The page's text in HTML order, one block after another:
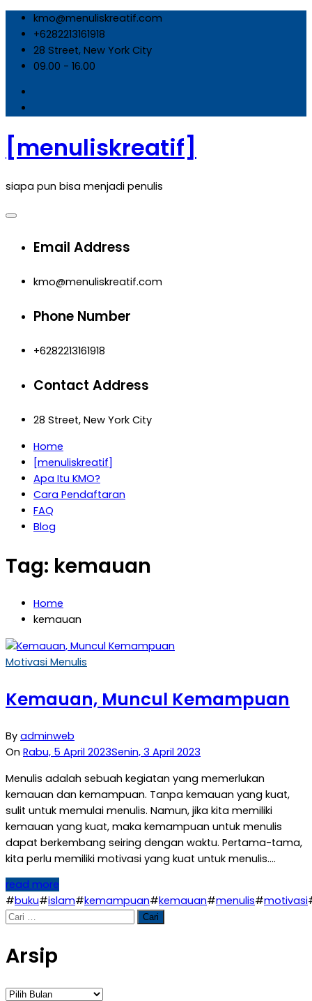
Skip
content
kmo@menuliskreatif.com
+6282213161918
28 Street, New York City
09.00 - 16.00
[menuliskreatif]
siapa pun bisa menjadi penulis
Email Address
kmo@menuliskreatif.com
Phone Number
+6282213161918
Contact Address
28 Street, New York City
Home
[menuliskreatif]
Apa Itu KMO?
Cara Pendaftaran
FAQ
Blog
Tag: kemauan
Home
kemauan
Motivasi Menulis
Kemauan, Muncul Kemampuan
By adminweb
On Rabu, 5 April 2023Senin, 3 April 2023
Menulis adalah sebuah kegiatan yang memerlukan
kemauan dan kemampuan. Tanpa kemauan yang kuat,
sulit untuk memulai menulis. Namun, jika kita memiliki
kemauan yang kuat, maka kemampuan untuk menulis
dapat berkembang seiring dengan waktu. Pertama-tama,
kita perlu memiliki motivasi yang kuat untuk menulis….
read more
#buku#islam#kemampuan#kemauan#menulis#motivasi
Cari
Arsip
Arsip